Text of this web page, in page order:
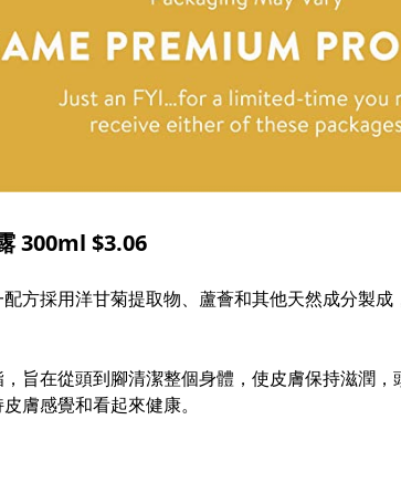
300ml $3.06
方採用洋甘菊提取物、蘆薈和其他天然成分製
旨在從頭到腳清潔整個身體，使皮膚保持滋潤
膚感覺和看起來健康。